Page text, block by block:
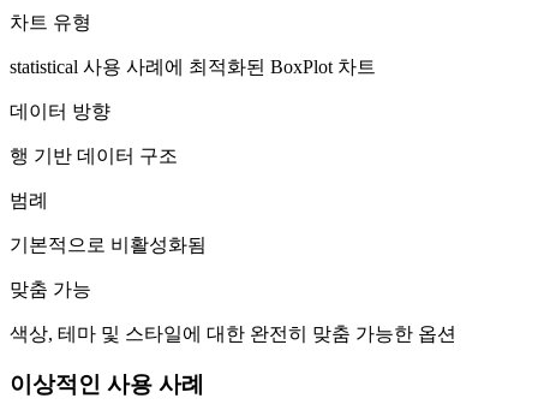
차트 유형
statistical 사용 사례에 최적화된 BoxPlot 차트
데이터 방향
행 기반 데이터 구조
범례
기본적으로 비활성화됨
맞춤 가능
색상, 테마 및 스타일에 대한 완전히 맞춤 가능한 옵션
이상적인 사용 사례